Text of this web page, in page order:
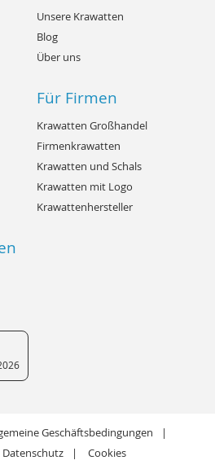
Unsere Krawatten
Blog
Über uns
Für Firmen
Krawatten Großhandel
Firmenkrawatten
Krawatten und Schals
Krawatten mit Logo
Krawattenhersteller
Geschäftsbedingungen
Datenschutz Cookies